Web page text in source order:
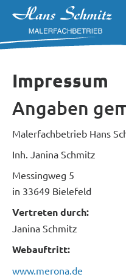
Impressum
Angaben
Malerfachbetrieb Hans
Inh. Janina Schmitz
Messingweg 5
in 33649 Bielefeld
Vertreten durch:
Janina Schmitz
Webauftritt:
www.merona.de